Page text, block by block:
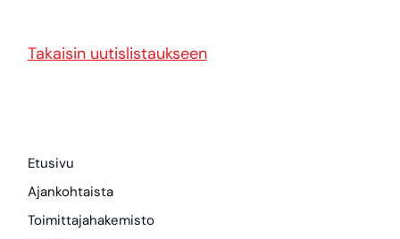
Takaisin uutislistaukseen
Etusivu
Ajankohtaista
Toimittajahakemisto